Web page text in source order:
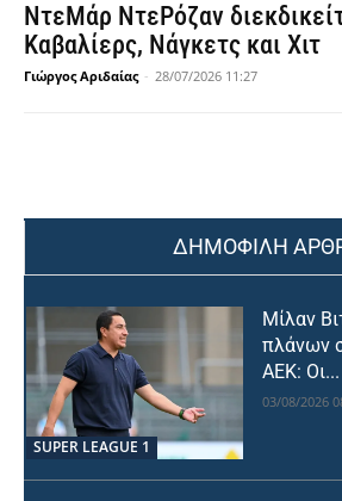
ΝτεΜάρ ΝτεΡόζαν
Καβαλίερς, Νάγκετς και Χιτ
Γιώργος Αριδαίας - 28/07/2026 11:27
ΔΗΜΟΦΙΛΗ
SUPER LEAGUE 1
Μίλαν
πλάνων
ΑΕΚ: Οι...
03/08/2026